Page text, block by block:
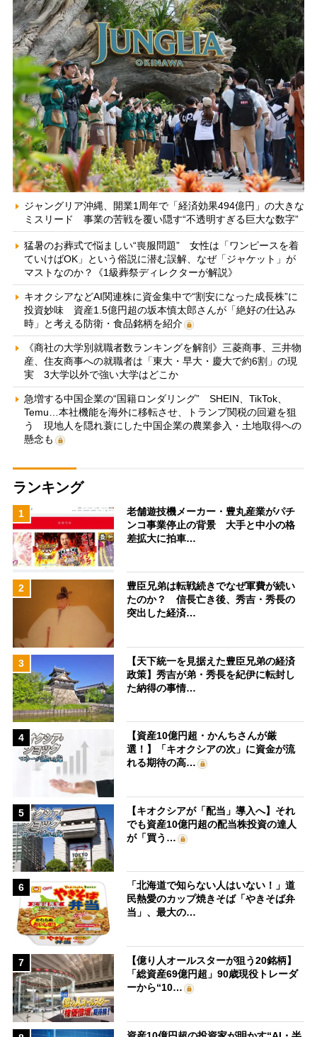
ジャングリア沖縄、開業1周年で「経済効果494億円」の大きな
ミスリード 事業の苦戦を覆い隠す“不透明すぎる巨大な数字”
猛暑のお葬式で悩ましい“喪服問題” 女性は「ワンピースを着
ていけばOK」という俗説に潜む誤解、なぜ「ジャケット」が
マストなのか？《1級葬祭ディレクターが解説》
キオクシアなどAI関連株に資金集中で“割安になった成長株”に
投資妙味 資産1.5億円超の坂本慎太郎さんが「絶好の仕込み
時」と考える防衛・食品銘柄を紹介
《商社の大学別就職者数ランキングを解剖》三菱商事、三井物
産、住友商事への就職者は「東大・早大・慶大で約6割」の現
実 3大学以外で強い大学はどこか
急増する中国企業の“国籍ロンダリング” SHEIN、TikTok、
Temu…本社機能を海外に移転させ、トランプ関税の回避を狙
う 現地人を隠れ蓑にした中国企業の農業参入・土地取得への
懸念も
ランキング
1
老舗遊技機メーカー・豊丸産業がパチ
ンコ事業停止の背景 大手と中小の格
差拡大に拍車…
2
豊臣兄弟は転戦続きでなぜ軍費が続い
たのか？ 信長亡き後、秀吉・秀長の
突出した経済…
3
【天下統一を見据えた豊臣兄弟の経済
政策】秀吉が弟・秀長を紀伊に転封し
た納得の事情…
4
【資産10億円超・かんちさんが厳
選！】「キオクシアの次」に資金が流
れる期待の高…
5
【キオクシアが「配当」導入へ】それ
でも資産10億円超の配当株投資の達人
が「買う…
6
「北海道で知らない人はいない！」道
民熱愛のカップ焼きそば「やきそば弁
当」、最大の…
7
【億り人オールスターが狙う20銘柄】
「総資産69億円超」90歳現役トレーダ
ーから“10…